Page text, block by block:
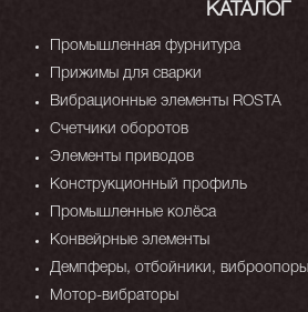
КАТАЛОГ
Промышленная фурнитура
Прижимы для сварки
Вибрационные элементы ROSTA
Счетчики оборотов
Элементы приводов
Конструкционный профиль
Промышленные колёса
Конвейрные элементы
Демпферы, отбойники, виброопоры
Мотор-вибраторы